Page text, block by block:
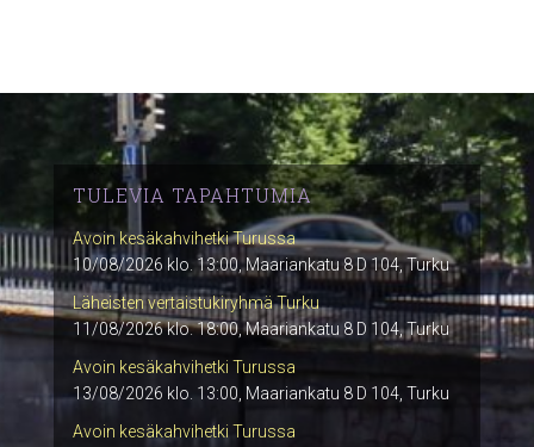
TULEVIA TAPAHTUMIA
Avoin kesäkahvihetki Turussa
10/08/2026 klo. 13:00, Maariankatu 8 D 104, Turku
Läheisten vertaistukiryhmä Turku
11/08/2026 klo. 18:00, Maariankatu 8 D 104, Turku
Avoin kesäkahvihetki Turussa
13/08/2026 klo. 13:00, Maariankatu 8 D 104, Turku
Avoin kesäkahvihetki Turussa